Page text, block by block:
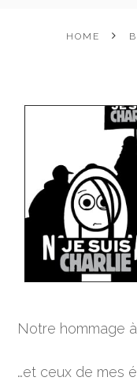
HOME
Notre hommage
…et ceux de mes